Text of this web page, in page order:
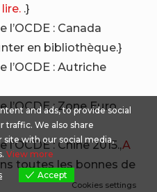
.}
: Canada
en bibliothèque.}
l’OCDE : Autriche
: Zone Euro
: Chine 2015.,A
toutes les bonnes de
and ads, to provide social
traffic. We also share
with our social media,
View more
Accept
Cookies settings